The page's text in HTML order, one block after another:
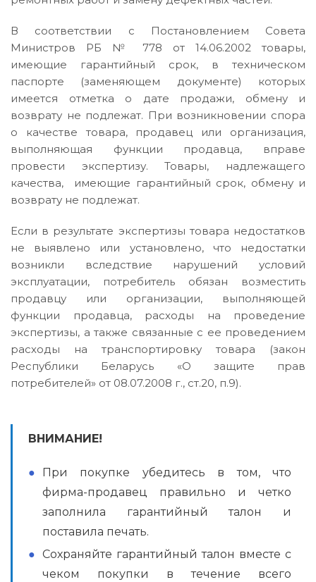
В соответствии с Постановлением Совета
Министров РБ № 778 от 14.06.2002 товары,
имеющие гарантийный срок, в техническом
паспорте (заменяющем документе) которых
имеется отметка о дате продажи, обмену и
возврату не подлежат. При возникновении спора
о качестве товара, продавец или организация,
выполняющая функции продавца, вправе
провести экспертизу. Товары, надлежащего
качества, имеющие гарантийный срок, обмену и
возврату не подлежат.
Если в результате экспертизы товара недостатков
не выявлено или установлено, что недостатки
возникли вследствие нарушений условий
эксплуатации, потребитель обязан возместить
продавцу или организации, выполняющей
функции продавца, расходы на проведение
экспертизы, а также связанные с ее проведением
расходы на транспортировку товара (закон
Республики Беларусь «О защите прав
потребителей» от 08.07.2008 г., ст.20, п.9).
ВНИМАНИЕ!
При покупке убедитесь в том, что
фирма-продавец правильно и четко
заполнила гарантийный талон и
поставила печать.
Сохраняйте гарантийный талон вместе с
чеком покупки в течение всего